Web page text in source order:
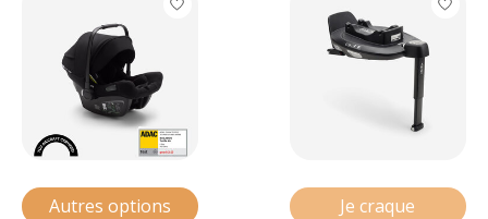
Autres options
Je craque